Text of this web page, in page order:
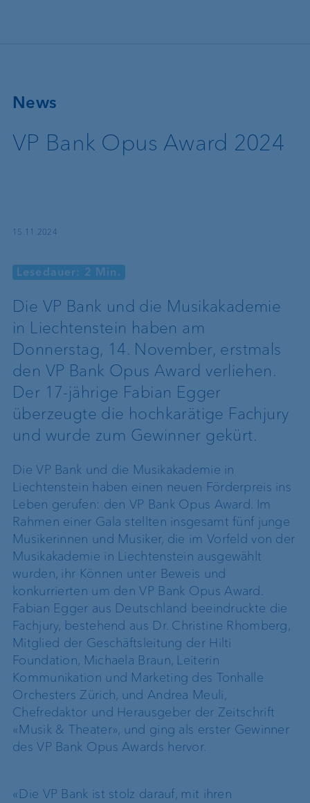
News
VP Bank Opus Award 2024
15.11.2024
Lesedauer: 2 Min.
Die VP Bank und die Musikakademie
in Liechtenstein haben am
Donnerstag, 14. November, erstmals
den VP Bank Opus Award verliehen.
Der 17-jährige Fabian Egger
überzeugte die hochkarätige Fachjury
und wurde zum Gewinner gekürt.
Die VP Bank und die Musikakademie in
Liechtenstein haben einen neuen Förderpreis ins
Leben gerufen: den VP Bank Opus Award. Im
Rahmen einer Gala stellten insgesamt fünf junge
Musikerinnen und Musiker, die im Vorfeld von der
Musikakademie in Liechtenstein ausgewählt
wurden, ihr Können unter Beweis und
konkurrierten um den VP Bank Opus Award.
Fabian Egger aus Deutschland beeindruckte die
Fachjury, bestehend aus Dr. Christine Rhomberg,
Mitglied der Geschäftsleitung der Hilti
Foundation, Michaela Braun, Leiterin
Kommunikation und Marketing des Tonhalle
Orchesters Zürich, und Andrea Meuli,
Chefredaktor und Herausgeber der Zeitschrift
«Musik & Theater», und ging als erster Gewinner
des VP Bank Opus Awards hervor.
«Die VP Bank ist stolz darauf, mit ihren